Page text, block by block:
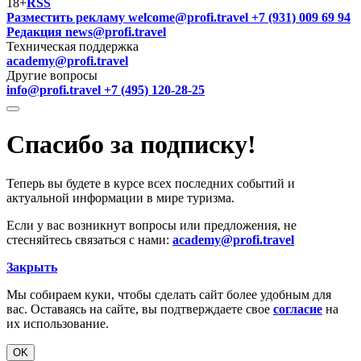
18+ RSS
Разместить рекламу welcome@profi.travel +7 (931) 009 69 94
Редакция news@profi.travel
Техническая поддержка
academy@profi.travel
Другие вопросы
info@profi.travel +7 (495) 120-28-25
Спасибо за подписку!
Теперь вы будете в курсе всех последних событий и
актуальной информации в мире туризма.
Если у вас возникнут вопросы или предложения, не
стесняйтесь связаться с нами: academy@profi.travel
Закрыть
Мы собираем куки, чтобы сделать сайт более удобным для
вас. Оставаясь на сайте, вы подтверждаете свое согласие на
их использование.
OK